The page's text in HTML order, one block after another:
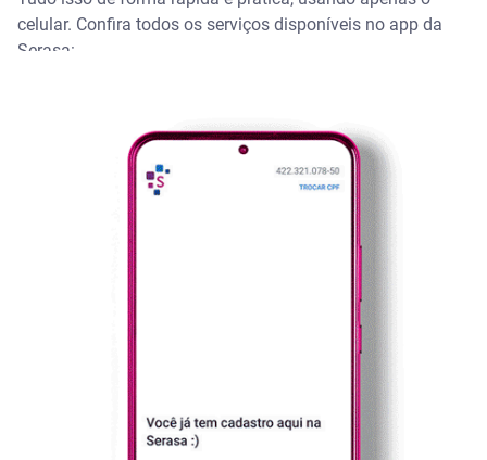
celular. Confira todos os serviços disponíveis no app da
Serasa: